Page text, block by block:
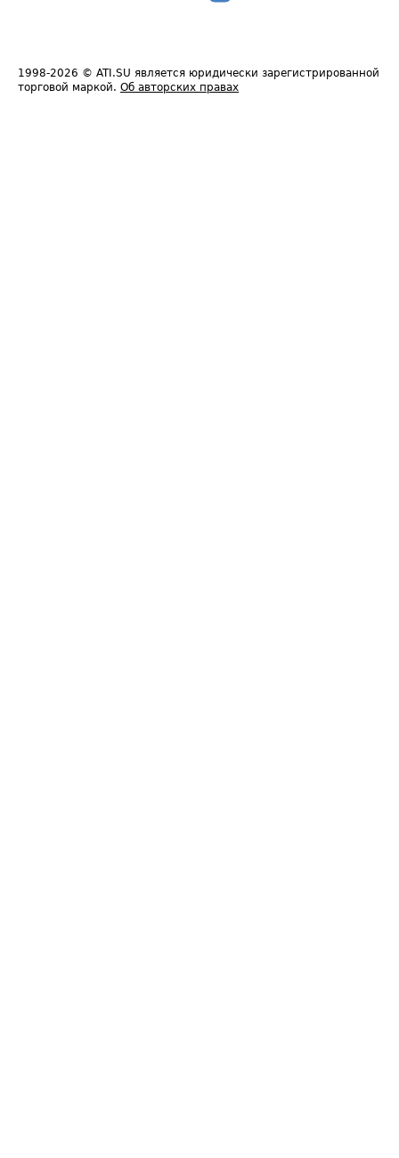
1998-2026 © ATI.SU является юридически зарегистрированной
торговой маркой. Об авторских правах